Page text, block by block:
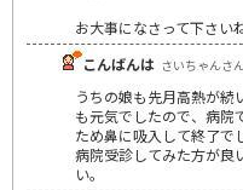
お大事になさって下さいね
こんばんは さいちゃんさ
うちの娘も先月高熱が続
も元気でしたので、病院
ため鼻に吸入して終了で
病院受診してみた方が良
い。